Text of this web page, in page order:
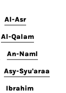
Al-Asr
Al-Qalam
An-Naml
Asy-Syu'araa
Ibrahim